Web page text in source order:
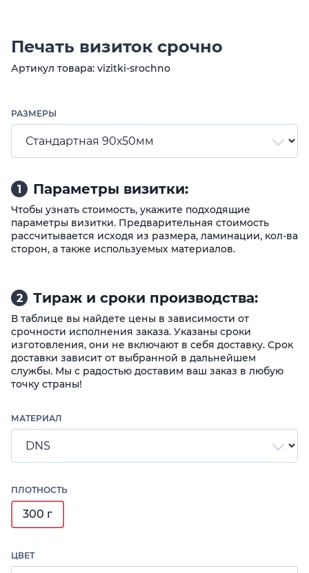
Печать визиток срочно
Артикул товара: vizitki-srochno
РАЗМЕРЫ
1 Параметры визитки:
Чтобы узнать стоимость, укажите подходящие
параметры визитки. Предварительная стоимость
рассчитывается исходя из размера, ламинации, кол-ва
сторон, а также используемых материалов.
2 Тираж и сроки производства:
В таблице вы найдете цены в зависимости от
срочности исполнения заказа. Указаны сроки
изготовления, они не включают в себя доставку. Срок
доставки зависит от выбранной в дальнейшем
службы. Мы с радостью доставим ваш заказ в любую
точку страны!
МАТЕРИАЛ
ПЛОТНОСТЬ
300 г
ЦВЕТ